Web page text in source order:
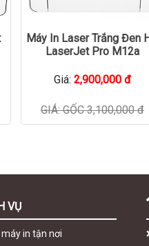
Máy In Laser Trắng Đen
LaserJet Pro M12a
Giá: 2,900,000 đ
GIÁ: GỐC 3,100,000 đ
VỤ
in tận nơi